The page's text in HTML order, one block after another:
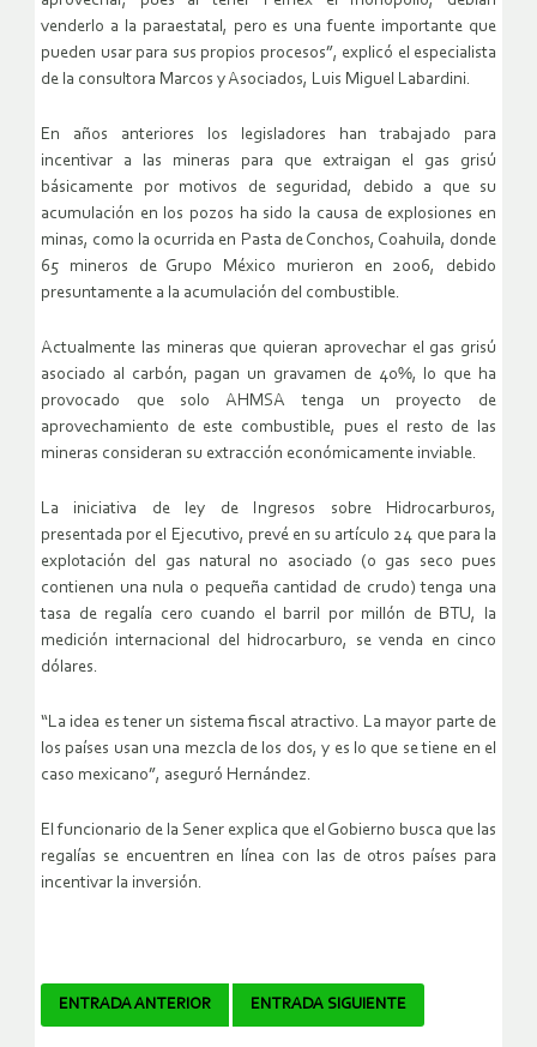
venderlo a la paraestatal, pero es una fuente importante que
pueden usar para sus propios procesos”, explicó el especialista
de la consultora Marcos y Asociados, Luis Miguel Labardini.
En años anteriores los legisladores han trabajado para
incentivar a las mineras para que extraigan el gas grisú
básicamente por motivos de seguridad, debido a que su
acumulación en los pozos ha sido la causa de explosiones en
minas, como la ocurrida en Pasta de Conchos, Coahuila, donde
65 mineros de Grupo México murieron en 2006, debido
presuntamente a la acumulación del combustible.
Actualmente las mineras que quieran aprovechar el gas grisú
asociado al carbón, pagan un gravamen de 40%, lo que ha
provocado que solo AHMSA tenga un proyecto de
aprovechamiento de este combustible, pues el resto de las
mineras consideran su extracción económicamente inviable.
La iniciativa de ley de Ingresos sobre Hidrocarburos,
presentada por el Ejecutivo, prevé en su artículo 24 que para la
explotación del gas natural no asociado (o gas seco pues
contienen una nula o pequeña cantidad de crudo) tenga una
tasa de regalía cero cuando el barril por millón de BTU, la
medición internacional del hidrocarburo, se venda en cinco
dólares.
“La idea es tener un sistema fiscal atractivo. La mayor parte de
los países usan una mezcla de los dos, y es lo que se tiene en el
caso mexicano”, aseguró Hernández.
El funcionario de la Sener explica que el Gobierno busca que las
regalías se encuentren en línea con las de otros países para
incentivar la inversión.
Navegador
ENTRADA ANTERIOR ENTRADA SIGUIENTE